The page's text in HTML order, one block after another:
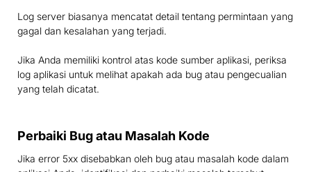
Log server biasanya mencatat detail tentang permintaan yang
gagal dan kesalahan yang terjadi.
Jika Anda memiliki kontrol atas kode sumber aplikasi, periksa
log aplikasi untuk melihat apakah ada bug atau pengecualian
yang telah dicatat.
Perbaiki Bug atau Masalah Kode
Jika error 5xx disebabkan oleh bug atau masalah kode dalam